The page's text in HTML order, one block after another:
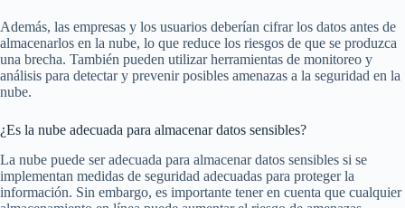
Además, las empresas y los usuarios deberían cifrar los datos antes de
almacenarlos en la nube, lo que reduce los riesgos de que se produzca
una brecha. También pueden utilizar herramientas de monitoreo y
análisis para detectar y prevenir posibles amenazas a la seguridad en la
nube.
¿Es la nube adecuada para almacenar datos sensibles?
La nube puede ser adecuada para almacenar datos sensibles si se
implementan medidas de seguridad adecuadas para proteger la
información. Sin embargo, es importante tener en cuenta que cualquier